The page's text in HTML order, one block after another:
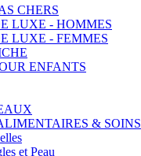
CHERS
LUXE - HOMMES
LUXE - FEMMES
ENFANTS
& SOINS
et Peau